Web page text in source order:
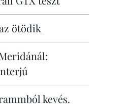
ötödik
kevés.